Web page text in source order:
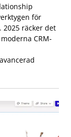
för
2025 räcker det
CRM-